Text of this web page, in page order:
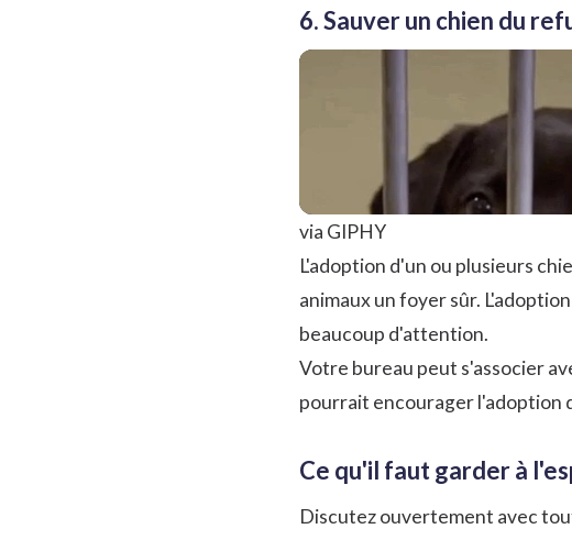
6. Sauver un chien du
via GIPHY
L'adoption d'un ou plusieurs
animaux un foyer sûr.
beaucoup d'attention.
Votre bureau peut s'associer
pourrait encourager l'adoption
Ce qu'il faut garder à
Discutez ouvertement avec